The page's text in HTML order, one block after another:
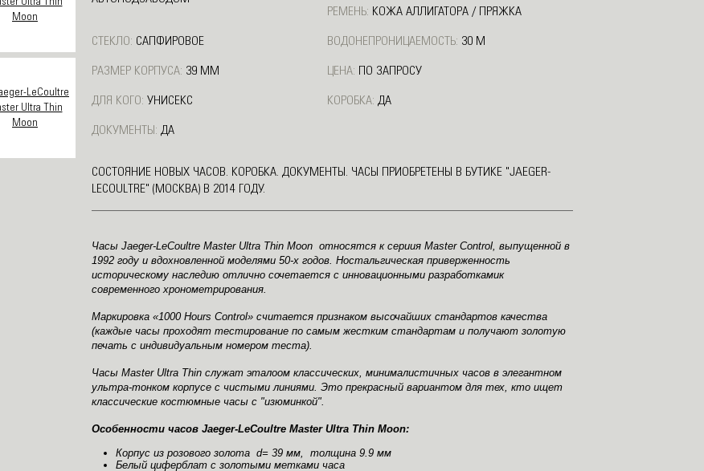
РЕМЕНЬ: КОЖА АЛЛИГАТОРА / ПРЯЖКА
СТЕКЛО: САПФИРОВОЕ ВОДОНЕПРОНИЦАЕМОСТЬ: 30 М
РАЗМЕР КОРПУСА: 39 ММ ЦЕНА: ПО ЗАПРОСУ
ДЛЯ КОГО: УНИСЕКС КОРОБКА: ДА
ДОКУМЕНТЫ: ДА
СОСТОЯНИЕ НОВЫХ ЧАСОВ. КОРОБКА. ДОКУМЕНТЫ. ЧАСЫ ПРИОБРЕТЕНЫ В БУТИКЕ "JAEGER-
LECOULTRE" (МОСКВА) В 2014 ГОДУ.
Часы Jaeger-LeCoultre Master Ultra Thin Moon относятся к сериия Master Control, выпущенной в
1992 году и вдохновленной моделями 50-х годов. Ностальгическая приверженность
историческому наследию отлично сочетается с инновационными разработкамик
современного хронометрирования.
Маркировка «1000 Hours Control» считается признаком высочайших стандартов качества
(каждые часы проходят тестирование по самым жестким стандартам и получают золотую
печать с индивидуальным номером теста).
Часы Master Ultra Thin служат эталоом классических, минималистичных часов в элегантном
ультра-тонком корпусе с чистыми линиями. Это прекрасный вариантом для тех, кто ищет
классические костюмные часы с "изюминкой".
Особенности часов Jaeger-LeCoultre Master Ultra Thin Moon:
Корпус из розового золота d= 39 мм, толщинa 9.9 мм
Белый циферблат с золотыми метками часа